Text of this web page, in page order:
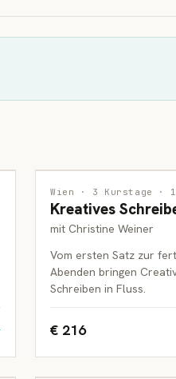
INTERDISZIPLINÄR
ERWACHSENE
Wien · 3 Kurstage ·
Kreatives
mit Christine Weiner
Vom ersten Satz zur
Abenden bringen
Schreiben in Fluss.
€ 216